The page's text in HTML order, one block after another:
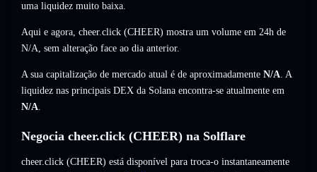
uma liquidez muito baixa.
Aqui e agora, cheer.click (CHEER) mostra um volume em 24h de
N/A, sem alteração face ao dia anterior.
A sua capitalização de mercado atual é de aproximadamente N/A. A
liquidez nas principais DEX da Solana encontra-se atualmente em
N/A.
Negocia cheer.click (CHEER) na Solflare
cheer.click (CHEER) está disponível para troca-o instantaneamente